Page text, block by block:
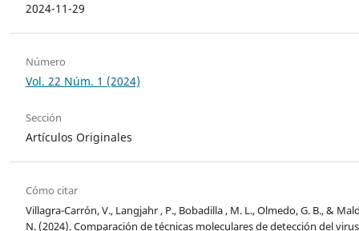
2024-11-29
Número
Vol. 22 Núm. 1 (2024)
Sección
Artículos Originales
Cómo citar
Villagra-Carrón, V., Langjahr , P., Bobadilla , M. L., Olmedo, G. B., &
N. (2024). Comparación de técnicas moleculares de detección del